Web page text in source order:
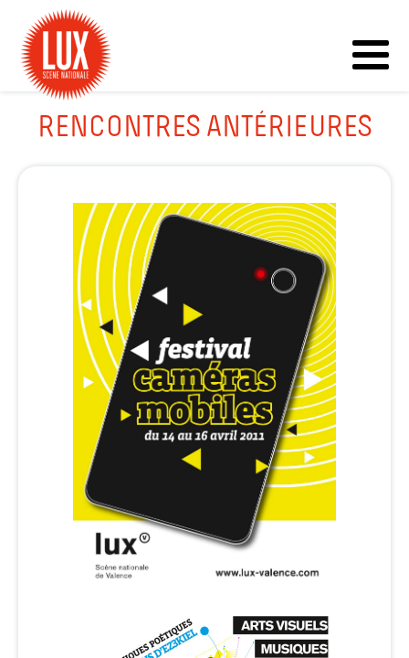
RENCONTRES ANTÉRIEURES